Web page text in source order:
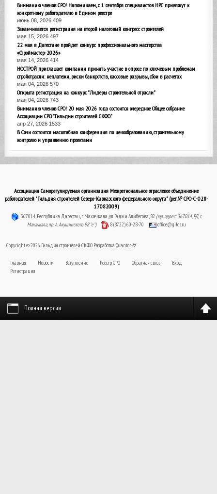
Вниманию членов СРО! Напоминаем, с 1 сентября специалистов НРС привяжут к
конкретному работодателю в Едином реестре
июнь 08, 2026 409
Заканчивается регистрация на второй налоговый конгресс строителей
мая 15, 2026 497
22 мая в Дагестане пройдет конкурс профессионального мастерства
«Строймастер-2026»
мая 14, 2026 414
НОСТРОЙ приглашает компании принять участие в опросе по ключевым проблемам
стройотрасли: неплатежи, риски банкротств, кассовые разрывы, сбои в расчетах
мая 04, 2026 570
Открыта регистрация на конкурс "Лидеры строительной отрасли"
мая 04, 2026 743
Вниманию членов СРО! 20 мая 2026 года состоится очередное Общее собрание
Ассоциации СРО "Гильдии строителей СКФО"
апр 27, 2026 1533
В Сочи состоится масштабная конференция по ценообразованию, строительному
контролю и управлению проектами
Ассоциация Саморегулируемая организация Межрегиональное отраслевое объединение
работодателей "Гильдия строителей Северо-Кавказского федерального округа" (рег.№ СРО-С-028-
17082009)
367014, Республика Дагестан, г. Махачкала, ул. Гаджи Алибегова, 82 (юр. адрес: 367014, РД, г.
Махачкала, пр. А. Акушинского 98 "е")
8 (8722) 60-28-70 office@gilds.ru
Copyright © 2026. Гильдия строителей СКФО. Разработка Quantor-∀
Главная Новости Вступление Реестр СРО Обратная связь
Вход
Регистрация
Полная версия